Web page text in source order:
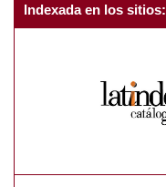
Indexada en los sitios: